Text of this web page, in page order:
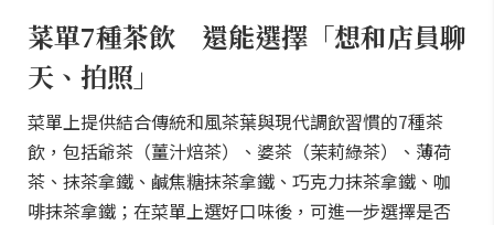
菜單7種茶飲 還能選擇「想和店員聊
天、拍照」
菜單上提供結合傳統和風茶葉與現代調飲習慣的7種茶
飲，包括爺茶（薑汁焙茶）、婆茶（茉莉綠茶）、薄荷
茶、抹茶拿鐵、鹹焦糖抹茶拿鐵、巧克力抹茶拿鐵、咖
啡抹茶拿鐵；在菜單上選好口味後，可進一步選擇是否